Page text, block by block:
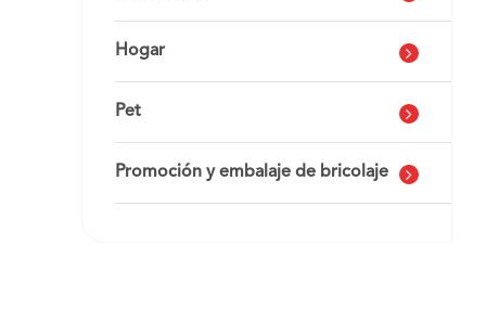
Hogar
Pet
Promoción y embalaje de bricolaje